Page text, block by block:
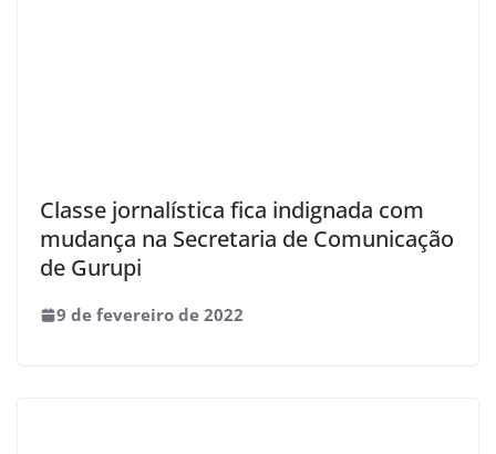
Classe jornalística fica indignada com
mudança na Secretaria de Comunicação
de Gurupi
9 de fevereiro de 2022